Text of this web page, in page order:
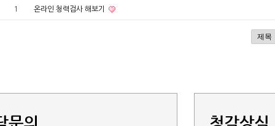
1 온라인 청력검사 해보기